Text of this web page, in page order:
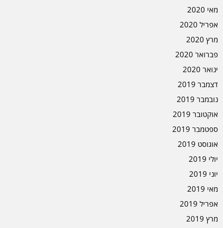
מאי 2020
אפריל 2020
מרץ 2020
פברואר 2020
ינואר 2020
דצמבר 2019
נובמבר 2019
אוקטובר 2019
ספטמבר 2019
אוגוסט 2019
יולי 2019
יוני 2019
מאי 2019
אפריל 2019
מרץ 2019